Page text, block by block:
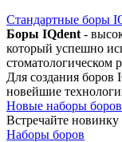
Стандартные боры
Боры IQdent -
который успешно
стоматологическом
Для создания боров
новейшие
Новые наборы
Встречайте
Наборы боров